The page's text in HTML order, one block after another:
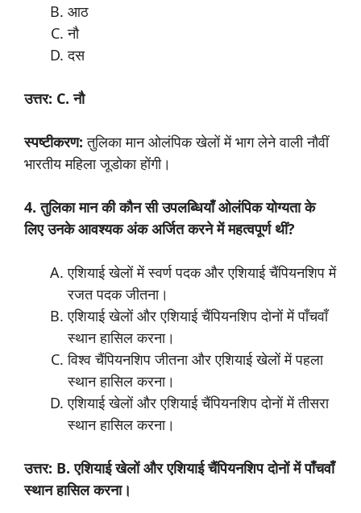
आठ
नौ
दस
उत्तर: C. नौ
स्पष्टीकरण: तुलिका मान ओलंपिक खेलों में भाग लेने वाली नौवीं
भारतीय महिला जूडोका होंगी।
4. तुलिका मान की कौन सी उपलब्धियाँ ओलंपिक योग्यता के
लिए उनके आवश्यक अंक अर्जित करने में महत्वपूर्ण थीं?
एशियाई खेलों में स्वर्ण पदक और एशियाई चैंपियनशिप में
रजत पदक जीतना।
एशियाई खेलों और एशियाई चैंपियनशिप दोनों में पाँचवाँ
स्थान हासिल करना।
विश्व चैंपियनशिप जीतना और एशियाई खेलों में पहला
स्थान हासिल करना।
एशियाई खेलों और एशियाई चैंपियनशिप दोनों में तीसरा
स्थान हासिल करना।
उत्तर: B. एशियाई खेलों और एशियाई चैंपियनशिप दोनों में पाँचवाँ
स्थान हासिल करना।